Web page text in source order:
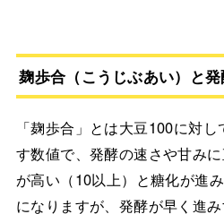
麹歩合（こうじぶあい）と
「麹歩合」とは大豆100に対
す数値で、発酵の速さや甘み
が高い（10以上）と糖化が進
になりますが、発酵が早く進